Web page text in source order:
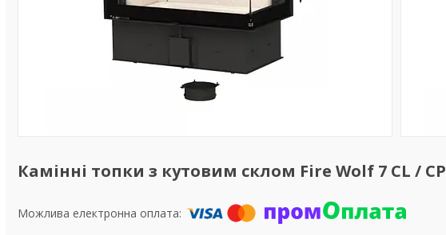
Камінні топки з кутовим склом Fire Wolf 7 CL / CP